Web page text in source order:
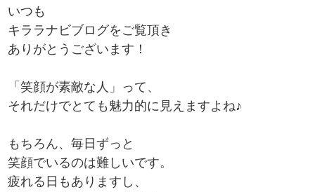
いつも
キララナビブログをご覧頂き
ありがとうございます！
「笑顔が素敵な人」って、
それだけでとても魅力的に見えますよね♪
もちろん、毎日ずっと
笑顔でいるのは難しいです。
疲れる日もありますし、